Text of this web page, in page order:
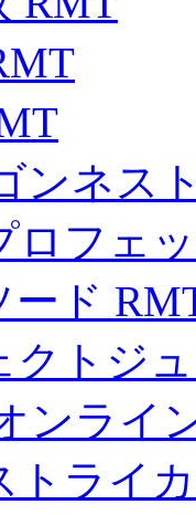
ンネス
ロフェ
ード
クトジ
ンライ
トライ